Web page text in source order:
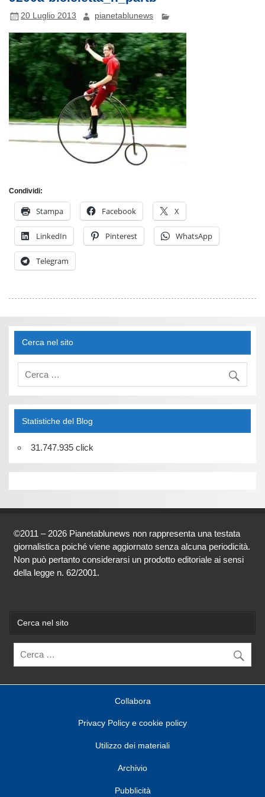
20 Luglio 2013 pianetablunews
Condividi:
Stampa Facebook X
LinkedIn Pinterest WhatsApp
Telegram
Cerca nel sito
Statistiche del Blog
31.747.935 click
©2011 – 2026 Pianetablunews non rappresenta una testata
giornalistica poiché viene aggiornato senza alcuna periodicità.
Non può pertanto considerarsi un prodotto editoriale ai sensi
della legge n. 62/2001.
Cerca nel sito
Collabora
Privacy Policy e cookie policy
Utilizzo dei materiali
Archivio
Pubblicità